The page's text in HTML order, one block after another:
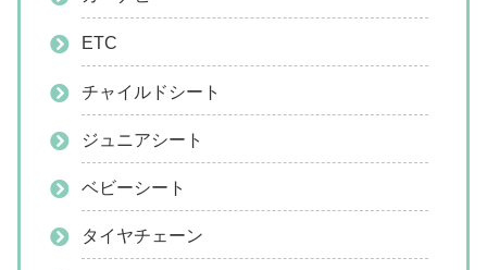
ETC
チャイルドシート
ジュニアシート
ベビーシート
タイヤチェーン